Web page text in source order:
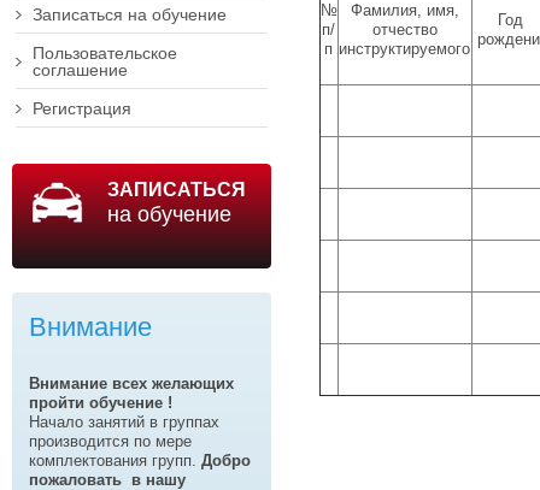
№
п/
п
Фамилия, имя,
отчество
инструктируемого
Год
Записаться на обучение
Пользовательское
соглашение
Регистрация
ЗАПИСАТЬСЯ
на обучение
Внимание
Внимание всех желающих
пройти обучение !
Начало занятий в группах
производится по мере
комплектования групп. Добро
пожаловать в нашу